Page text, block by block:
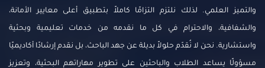
والتميز العلمي. لذلك نلتزم التزامًا كاملاً بتطبيق أعلى معايير الأمانة،
والشفافية، والاحترام في كل ما نقدمه من خدمات تعليمية وبحثية
واستشارية. نحن لا نُقدّم حلولاً بديلة عن جهد الباحث، بل نقدم إرشادًا أكاديميًا
مسؤولًا يساعد الطلاب والباحثين على تطوير مهاراتهم البحثية، وتعزيز